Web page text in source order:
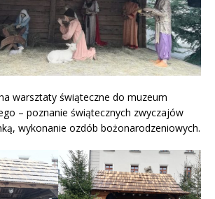
warsztaty świąteczne do muzeum
– poznanie świątecznych zwyczajów
wykonanie ozdób bożonarodzeniowych.